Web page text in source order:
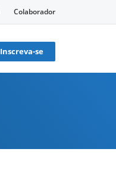
Colaborador
Inscreva-se